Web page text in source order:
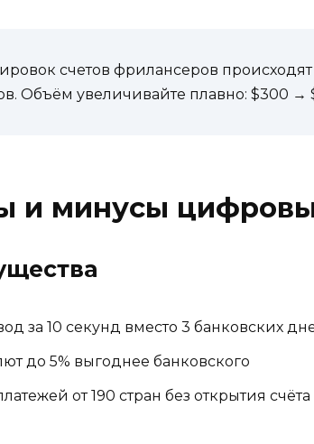
счетов фрилансеров
Объём увеличивайте плавно: $300 →
и минусы
за 10 секунд вместо 3 банковских
до 5% выгоднее банковского
от 190 стран без открытия счёта